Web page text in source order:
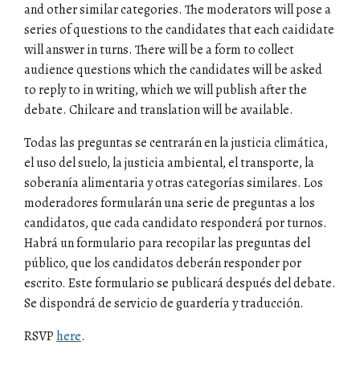
and other similar categories. The moderators will pose a
series of questions to the candidates that each caididate
will answer in turns. There will be a form to collect
audience questions which the candidates will be asked
to reply to in writing, which we will publish after the
debate. Chilcare and translation will be available.
Todas las preguntas se centrarán en la justicia climática,
el uso del suelo, la justicia ambiental, el transporte, la
soberanía alimentaria y otras categorías similares. Los
moderadores formularán una serie de preguntas a los
candidatos, que cada candidato responderá por turnos.
Habrá un formulario para recopilar las preguntas del
público, que los candidatos deberán responder por
escrito. Este formulario se publicará después del debate.
Se dispondrá de servicio de guardería y traducción.
RSVP here.